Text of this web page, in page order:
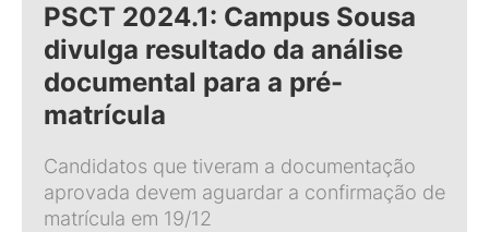
PSCT 2024.1: Campus Sousa
divulga resultado da análise
documental para a pré-
matrícula
Candidatos que tiveram a documentação
aprovada devem aguardar a confirmação de
matrícula em 19/12